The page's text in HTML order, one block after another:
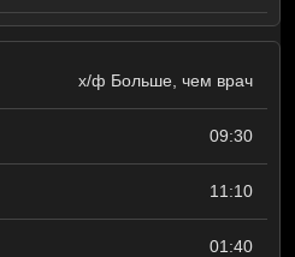
х/ф Больше, чем врач
09:30
11:10
01:40